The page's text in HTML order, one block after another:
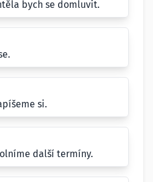
bych se domluvit.
si.
další termíny.